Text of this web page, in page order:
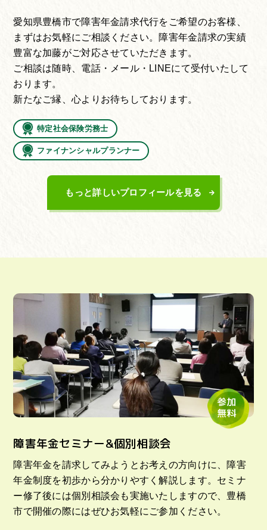
愛知県豊橋市で障害年金請求代行をご希望のお客様、
まずはお気軽にご相談ください。障害年金請求の実績
豊富な加藤がご対応させていただきます。
ご相談は随時、電話・メール・LINEにて受付いたして
おります。
新たなご縁、心よりお待ちしております。
特定社会保険労務士
ファイナンシャルプランナー
もっと詳しいプロフィールを見る
参加
無料
障害年金セミナー&個別相談会
障害年金を請求してみようとお考えの方向けに、障害
年金制度を初歩から分かりやすく解説します。セミナ
ー修了後には個別相談会も実施いたしますので、豊橋
市で開催の際にはぜひお気軽にご参加ください。